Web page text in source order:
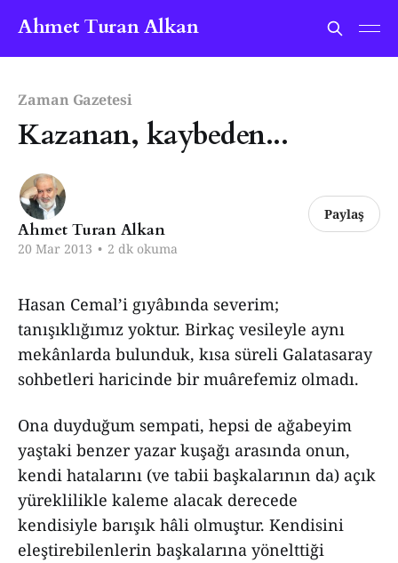
Ahmet Turan Alkan
Zaman Gazetesi
Kazanan, kaybeden...
Ahmet Turan Alkan
20 Mar 2013 • 2 dk okuma
Paylaş
Hasan Cemal’i gıyâbında severim;
tanışıklığımız yoktur. Birkaç vesileyle aynı
mekânlarda bulunduk, kısa süreli Galatasaray
sohbetleri haricinde bir muârefemiz olmadı.
Ona duyduğum sempati, hepsi de ağabeyim
yaştaki benzer yazar kuşağı arasında onun,
kendi hatalarını (ve tabii başkalarının da) açık
yüreklilikle kaleme alacak derecede
kendisiyle barışık hâli olmuştur. Kendisini
eleştirebilenlerin başkalarına yönelttiği